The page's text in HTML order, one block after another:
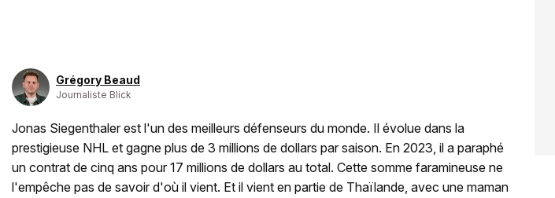
Grégory Beaud
Journaliste Blick
Jonas Siegenthaler est l'un des meilleurs défenseurs du monde. Il évolue dans la
prestigieuse NHL et gagne plus de 3 millions de dollars par saison. En 2023, il a paraphé
un contrat de cinq ans pour 17 millions de dollars au total. Cette somme faramineuse ne
l'empêche pas de savoir d'où il vient. Et il vient en partie de Thaïlande, avec une maman